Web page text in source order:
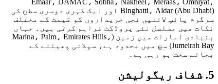
Binghatti، Aldar (Abu Dhabi) اور ایک گہری دوسری سطح کی
پائپ لائنیں نجی خریداروں کو قیمت کے مختلف
میں مسلسل نئی پروڈکٹ فراہم کرتی ہیں۔ جہاں
بنیادی امارات میں زمین (Marina، Palm، Emirates Hills،
Jumeirah Bay) سچ میں محدود ہے، سپلائی پھیلنے کے
سخت ہو رہی ہے۔